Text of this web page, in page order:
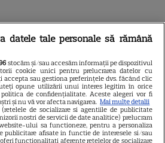
Dana Roba NU A IGNORAT
interviul dat de Daniel Balaciu.
Ce i-a spus fostului soț după
APARIȚIA PUBLICĂ: "Vreau
datele tale personale să rămână
stocăm și/sau accesăm informații pe dispozitivul
cookie unici pentru prelucrarea datelor cu
accepta sau gestiona preferințele dvs. făcând clic
opune utilizării unui interes legitim în orice
de confidențialitate. Aceste alegeri vor fi
și nu vă vor afecta navigarea. Mai multe detalii
de socializare si agentiile de publicitate
nostri de servicii de date analitice) prelucram
ului sa functioneze, pentru a personaliza
afisate in functie de interesele si/sau
functionalitati aferente retelelor de socializare